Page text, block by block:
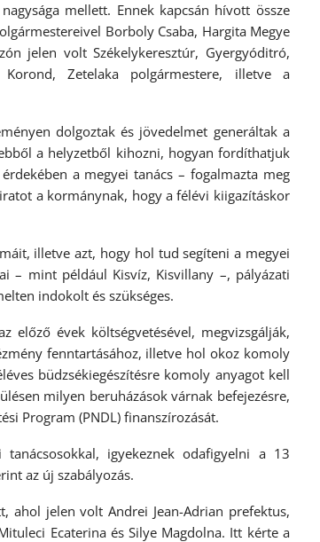
mellett. Ennek kapcsán hívott össze
Borboly Csaba, Hargita Megye
jelen volt Székelykeresztúr, Gyergyóditró,
Korond, Zetelaka polgármestere, illetve a
dolgoztak és jövedelmet generáltak a
a helyzetből kihozni, hogyan fordíthatjuk
a megyei tanács – fogalmazta meg
a kormánynak, hogy a félévi kiigazításkor
illetve azt, hogy hol tud segíteni a megyei
– mint például Kisvíz, Kisvillany –, pályázati
indokolt és szükséges.
előző évek költségvetésével, megvizsgálják,
fenntartásához, illetve hol okoz komoly
büdzsékiegészítésre komoly anyagot kell
milyen beruházások várnak befejezésre,
Program (PNDL) finanszírozását.
igyekeznek odafigyelni a 13
az új szabályozás.
ahol jelen volt Andrei Jean-Adrian prefektus,
Ecaterina és Silye Magdolna. Itt kérte a